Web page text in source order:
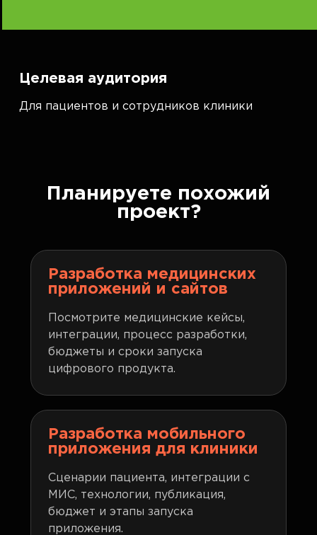
Целевая аудитория
Для пациентов и сотрудников клиники
Планируете похожий
проект?
Разработка медицинских
приложений и сайтов
Посмотрите медицинские кейсы,
интеграции, процесс разработки,
бюджеты и сроки запуска
цифрового продукта.
Разработка мобильного
приложения для клиники
Сценарии пациента, интеграции с
МИС, технологии, публикация,
бюджет и этапы запуска
приложения.